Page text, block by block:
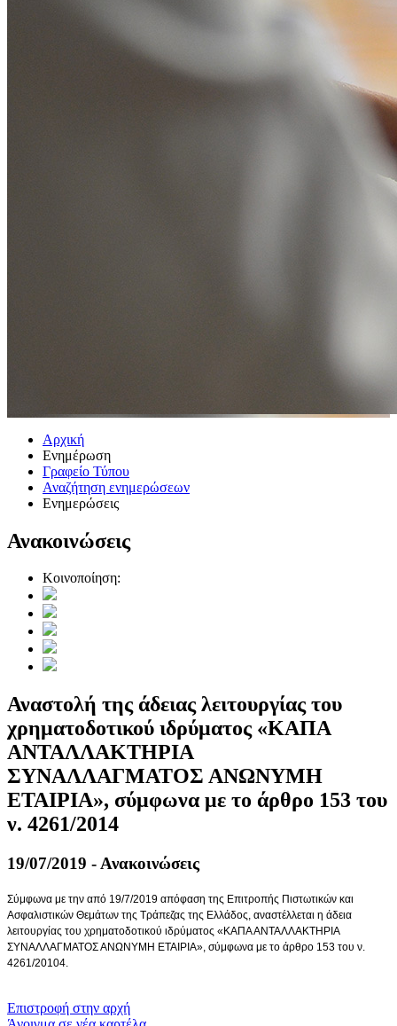
Αρχική
Ενημέρωση
Γραφείο Τύπου
Αναζήτηση ενημερώσεων
Ενημερώσεις
Ανακοινώσεις
Κοινοποίηση:
Αναστολή της άδειας λειτουργίας του
χρηματοδοτικού ιδρύματος «ΚΑΠΑ
ΑΝΤΑΛΛΑΚΤΗΡΙΑ
ΣΥΝΑΛΛΑΓΜΑΤΟΣ ΑΝΩΝΥΜΗ
ΕΤΑΙΡΙΑ», σύμφωνα με το άρθρο 153 του
ν. 4261/2014
19/07/2019 - Ανακοινώσεις
Σύμφωνα με την από 19/7/2019 απόφαση της Επιτροπής Πιστωτικών και
Ασφαλιστικών Θεμάτων της Τράπεζας της Ελλάδος, αναστέλλεται η άδεια
λειτουργίας του χρηματοδοτικού ιδρύματος «ΚΑΠΑ ΑΝΤΑΛΛΑΚΤΗΡΙΑ
ΣΥΝΑΛΛΑΓΜΑΤΟΣ ΑΝΩΝΥΜΗ ΕΤΑΙΡΙΑ», σύμφωνα με το άρθρο 153 του ν.
4261/20104.
Επιστροφή στην αρχή